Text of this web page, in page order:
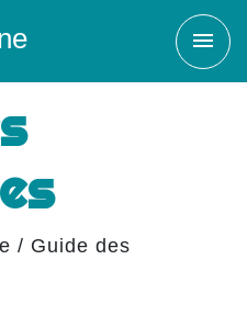
menu
/ Guide des